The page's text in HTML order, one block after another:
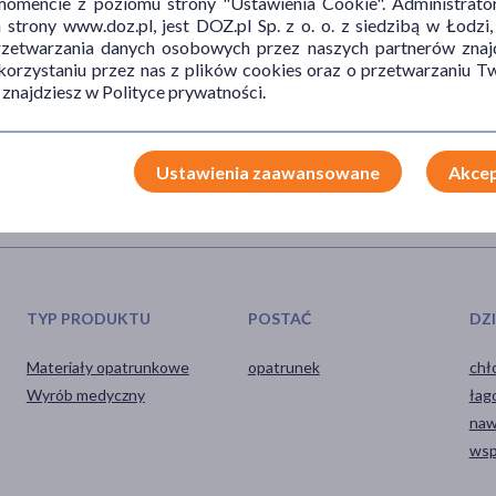
hydrożel nagrzewa się, dlatego można go dodatkowo
ok. 60 sekund, po czym ponownie umieścić go na skórze pacjenta.
czy innych inwazyjnych procedurach produkt zachowuje swoją
i przyklei się do ciała należy położyć na niego nasączony np.
stanie się elastyczny, co ułatwi jego zdejmowanie.
TYP PRODUKTU
Materiały opatrunkowe
Wyrób medyczny
POSTAĆ
opatrunek
www.doz.pl, jest DOZ.pl Sp. z o. o. z siedzibą w
danych osobowych przez naszych partnerów
przez nas z plików cookies oraz o przetwarzaniu
w Polityce prywatności.
Ustawienia zaawansowane